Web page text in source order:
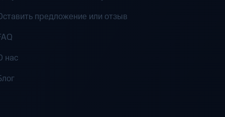
предложение или отзыв
нас